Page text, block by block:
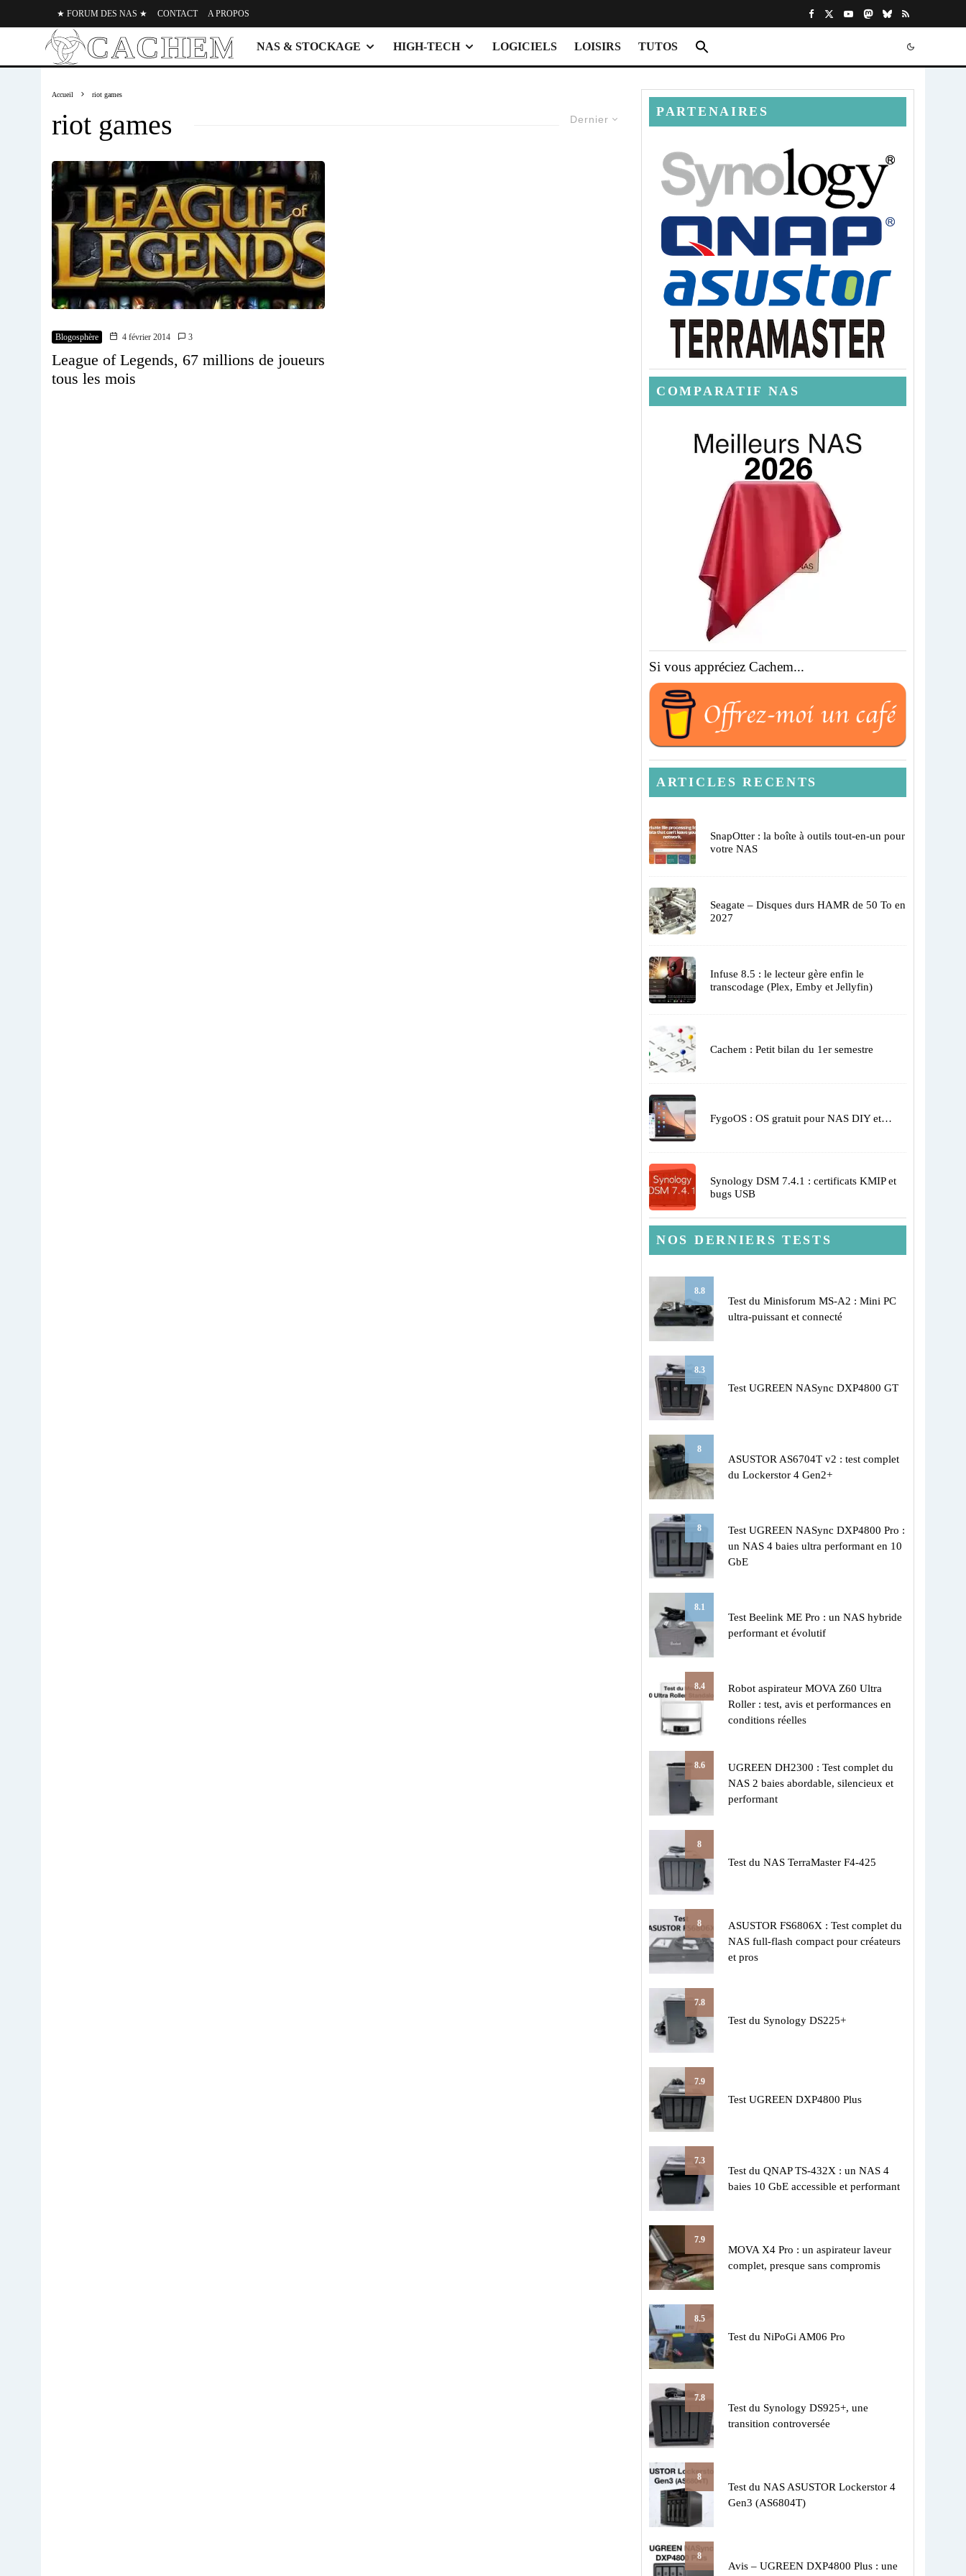
★ FORUM DES NAS ★ CONTACT A PROPOS
NAS & STOCKAGE HIGH-TECH LOGICIELS LOISIRS TUTOS
Accueil riot games
Dernier
riot games
Blogosphère 4 février 2014 3
League of Legends, 67 millions de joueurs
tous les mois
PARTENAIRES
COMPARATIF NAS
Si vous appréciez Cachem...
ARTICLES RECENTS
SnapOtter : la boîte à outils tout-en-un pour
votre NAS
Seagate – Disques durs HAMR de 50 To en
2027
Infuse 8.5 : le lecteur gère enfin le
transcodage (Plex, Emby et Jellyfin)
Cachem : Petit bilan du 1er semestre
FygoOS : OS gratuit pour NAS DIY et…
Synology DSM 7.4.1 : certificats KMIP et
bugs USB
NOS DERNIERS TESTS
8.8
Test du Minisforum MS-A2 : Mini PC
ultra-puissant et connecté
8.3
Test UGREEN NASync DXP4800 GT
8
ASUSTOR AS6704T v2 : test complet
du Lockerstor 4 Gen2+
8
Test UGREEN NASync DXP4800 Pro :
un NAS 4 baies ultra performant en 10
GbE
8.1
Test Beelink ME Pro : un NAS hybride
performant et évolutif
8.4
Robot aspirateur MOVA Z60 Ultra
Roller : test, avis et performances en
conditions réelles
8.6
UGREEN DH2300 : Test complet du
NAS 2 baies abordable, silencieux et
performant
8
Test du NAS TerraMaster F4-425
8
ASUSTOR FS6806X : Test complet du
NAS full-flash compact pour créateurs
et pros
7.8
Test du Synology DS225+
7.9
Test UGREEN DXP4800 Plus
7.3
Test du QNAP TS-432X : un NAS 4
baies 10 GbE accessible et performant
7.9
MOVA X4 Pro : un aspirateur laveur
complet, presque sans compromis
8.5
Test du NiPoGi AM06 Pro
7.8
Test du Synology DS925+, une
transition controversée
8
Test du NAS ASUSTOR Lockerstor 4
Gen3 (AS6804T)
8
Avis – UGREEN DXP4800 Plus : une